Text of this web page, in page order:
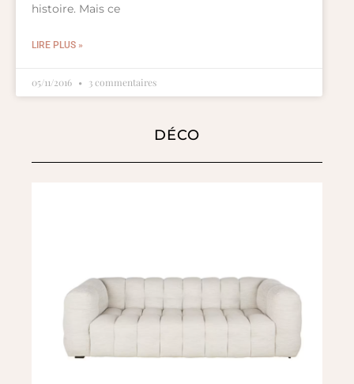
histoire. Mais ce
LIRE PLUS »
05/11/2016 3 commentaires
DÉCO